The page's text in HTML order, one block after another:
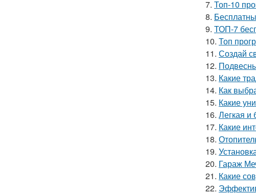
7. Топ-10
8.
9. ТОП-7
10. Топ
11. Создай
12.
13. Какие
14. Как
15. Какие
16. Легкая и
17. Какие
18.
19.
20. Гараж
21. Какие
22.